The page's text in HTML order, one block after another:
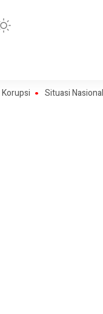
Situasi Nasional Aman,